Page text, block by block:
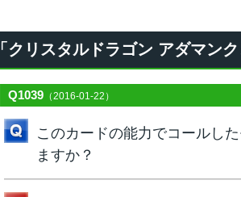
「クリスタルドラゴン アダマン
Q1039 （2016-01-22）
このカードの能力でコールし
ますか？